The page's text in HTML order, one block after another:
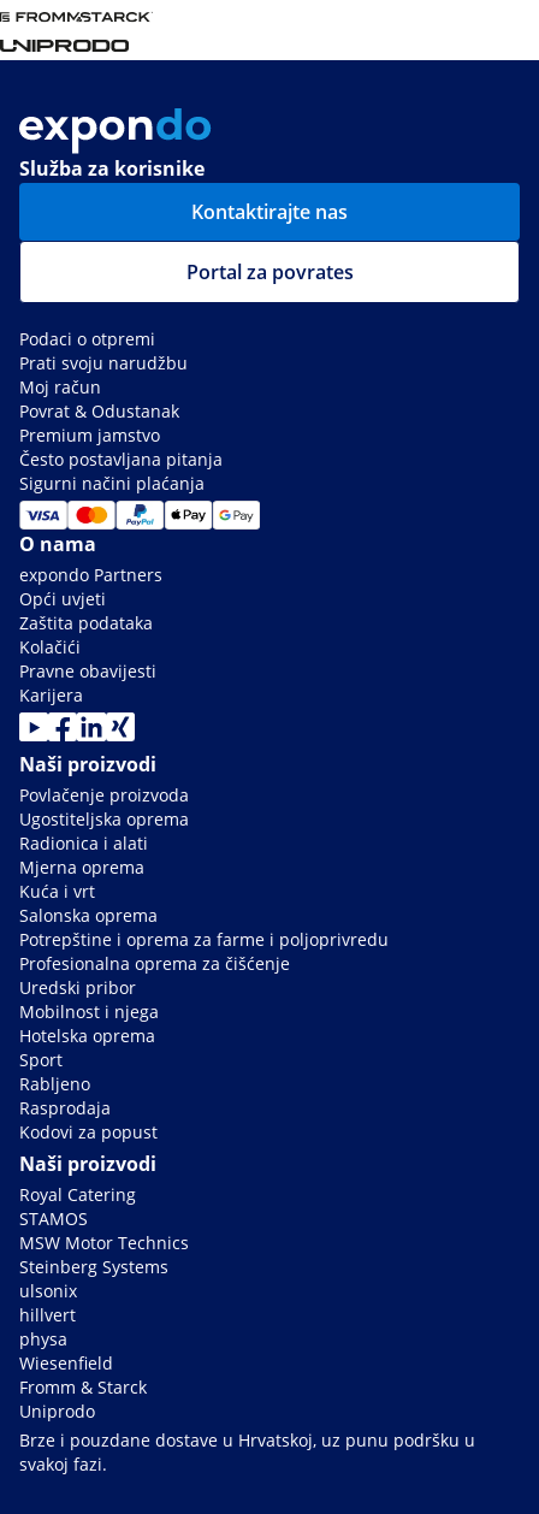
Služba za korisnike
Kontaktirajte nas
Portal za povrates
Podaci o otpremi
Prati svoju narudžbu
Moj račun
Povrat & Odustanak
Premium jamstvo
Često postavljana pitanja
Sigurni načini plaćanja
O nama
expondo Partners
Opći uvjeti
Zaštita podataka
Kolačići
Pravne obavijesti
Karijera
Naši proizvodi
Povlačenje proizvoda
Ugostiteljska oprema
Radionica i alati
Mjerna oprema
Kuća i vrt
Salonska oprema
Potrepštine i oprema za farme i poljoprivredu
Profesionalna oprema za čišćenje
Uredski pribor
Mobilnost i njega
Hotelska oprema
Sport
Rabljeno
Rasprodaja
Kodovi za popust
Naši proizvodi
Royal Catering
STAMOS
MSW Motor Technics
Steinberg Systems
ulsonix
hillvert
physa
Wiesenfield
Fromm & Starck
Uniprodo
Brze i pouzdane dostave u Hrvatskoj, uz punu podršku u
svakoj fazi.